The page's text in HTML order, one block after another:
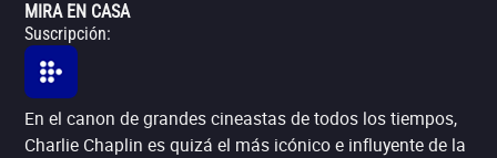
MIRA EN CASA
Suscripción:
En el canon de grandes cineastas de todos los tiempos,
Charlie Chaplin es quizá el más icónico e influyente de la